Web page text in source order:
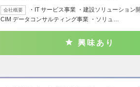
会社概要
・IT サービス事業 ・建設ソリューション
CIM データコンサルティング事業 ・ソリュ…
興味あり